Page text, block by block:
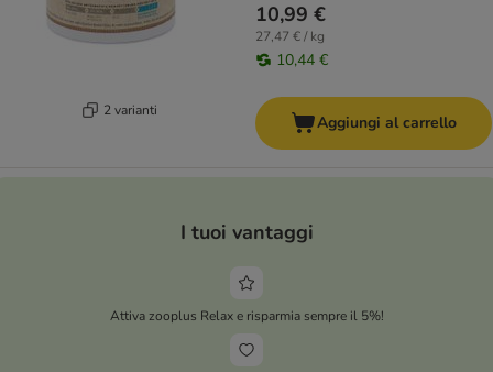
2 varianti
10,99 €
27,47 € / kg
10,44 €
Aggiungi al carrello
I tuoi vantaggi
Attiva zooplus Relax e risparmia sempre il 5%!